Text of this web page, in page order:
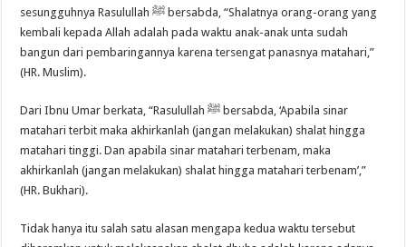
sesungguhnya Rasulullah ﷺ bersabda, “Shalatnya orang-orang yang
kembali kepada Allah adalah pada waktu anak-anak unta sudah
bangun dari pembaringannya karena tersengat panasnya matahari,”
(HR. Muslim).
Dari Ibnu Umar berkata, “Rasulullah ﷺ bersabda, ‘Apabila sinar
matahari terbit maka akhirkanlah (jangan melakukan) shalat hingga
matahari tinggi. Dan apabila sinar matahari terbenam, maka
akhirkanlah (jangan melakukan) shalat hingga matahari terbenam’,”
(HR. Bukhari).
Tidak hanya itu salah satu alasan mengapa kedua waktu tersebut